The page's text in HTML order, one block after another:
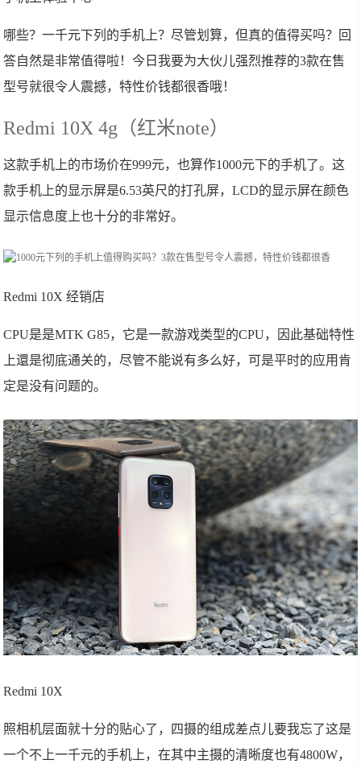
哪些？一千元下列的手机上？尽管划算，但真的值得买吗？回
答自然是非常值得啦！今日我要为大伙儿强烈推荐的3款在售
型号就很令人震撼，特性价钱都很香哦！
Redmi 10X 4g（红米note）
这款手机上的市场价在999元，也算作1000元下的手机了。这
款手机上的显示屏是6.53英尺的打孔屏，LCD的显示屏在颜色
显示信息度上也十分的非常好。
Redmi 10X 经销店
CPU是是MTK G85，它是一款游戏类型的CPU，因此基础特性
上還是彻底通关的，尽管不能说有多么好，可是平时的应用肯
定是没有问题的。
Redmi 10X
照相机层面就十分的贴心了，四摄的组成差点儿要我忘了这是
一个不上一千元的手机上，在其中主摄的清晰度也有4800W，